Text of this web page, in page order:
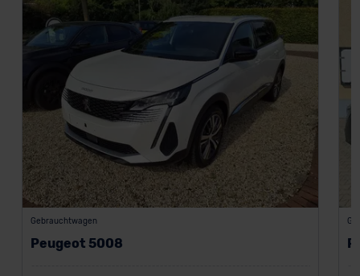
Gebrauchtwagen
Peugeot 5008